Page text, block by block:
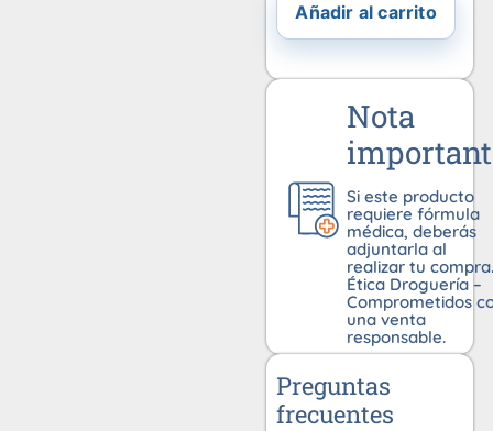
Añadir al carrito
Nota
Si este producto
requiere fórmula
médica, deberás
adjuntarla al
realizar tu compra.
Ética Droguería –
Comprometidos
una venta
responsable.
Preguntas
frecuentes